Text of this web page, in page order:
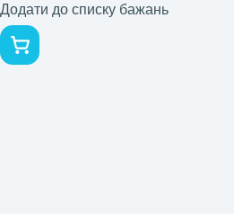
Додати до списку бажань